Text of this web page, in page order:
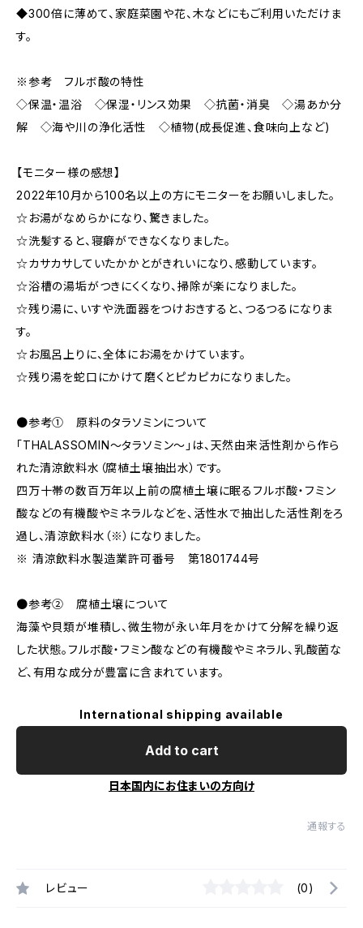
◆300倍に薄めて、家庭菜園や花、木などにもご利用いただけま
す。
※参考 フルボ酸の特性
◇保温‧温浴 ◇保湿‧リンス効果 ◇抗菌‧消臭 ◇湯あか分
解 ◇海や川の浄化活性 ◇植物(成長促進、食味向上など)
【モニター様の感想】
2022年10月から100名以上の方にモニターをお願いしました。
☆お湯がなめらかになり、驚きました。
☆洗髪すると、寝癖ができなくなりました。
☆カサカサしていたかかとがきれいになり、感動しています。
☆浴槽の湯垢がつきにくくなり、掃除が楽になりました。
☆残り湯に、いすや洗面器をつけおきすると、つるつるになりま
す。
☆お風呂上りに、全体にお湯をかけています。
☆残り湯を蛇口にかけて磨くとピカピカになりました。
●参考① 原料のタラソミンについて
「THALASSOMIN～タラソミン～」は、天然由来活性剤から作ら
れた清涼飲料水（腐植土壌抽出水）です。
四万十帯の数百万年以上前の腐植土壌に眠るフルボ酸・フミン
酸などの有機酸やミネラルなどを、活性水で抽出した活性剤をろ
過し、清涼飲料水（※）になりました。
※ 清涼飲料水製造業許可番号 第1801744号
●参考② 腐植土壌について
海藻や貝類が堆積し、微生物が永い年月をかけて分解を繰り返
した状態。フルボ酸・フミン酸などの有機酸やミネラル、乳酸菌な
ど、有用な成分が豊富に含まれています。
International shipping available
Add to cart
日本国内にお住まいの方向け
通報する
レビュー (0)